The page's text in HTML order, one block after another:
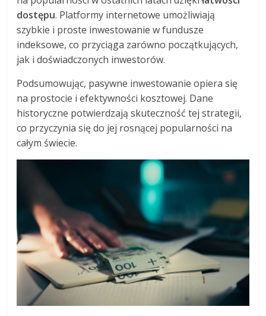
dostępu. Platformy internetowe umożliwiają
szybkie i proste inwestowanie w fundusze
indeksowe, co przyciąga zarówno początkujących,
jak i doświadczonych inwestorów.
Podsumowując, pasywne inwestowanie opiera się
na prostocie i efektywności kosztowej. Dane
historyczne potwierdzają skuteczność tej strategii,
co przyczynia się do jej rosnącej popularności na
całym świecie.